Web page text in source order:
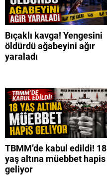
Bıçaklı kavga! Yengesini
öldürdü ağabeyini ağır
yaraladı
TBMM’de kabul edildi! 18
yaş altına müebbet hapis
geliyor